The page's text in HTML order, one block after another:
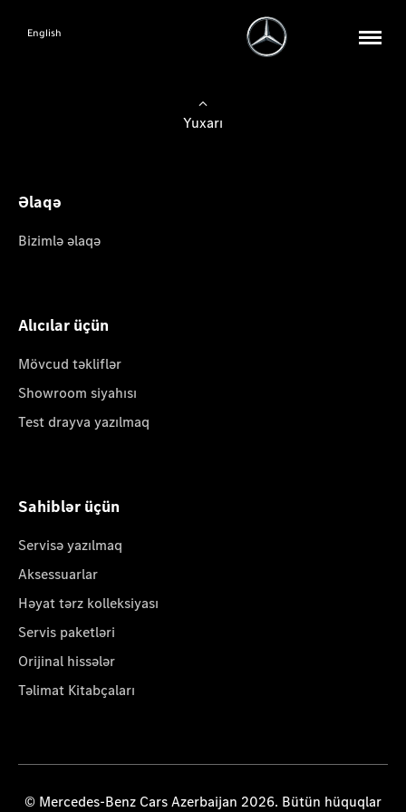
English
Yuxarı
Əlaqə
Bizimlə əlaqə
Alıcılar üçün
Mövcud təkliflər
Showroom siyahısı
Test drayva yazılmaq
Sahiblər üçün
Servisə yazılmaq
Aksessuarlar
Həyat tərz kolleksiyası
Servis paketləri
Orijinal hissələr
Təlimat Kitabçaları
© Mercedes-Benz Cars Azerbaijan 2026. Bütün hüquqlar